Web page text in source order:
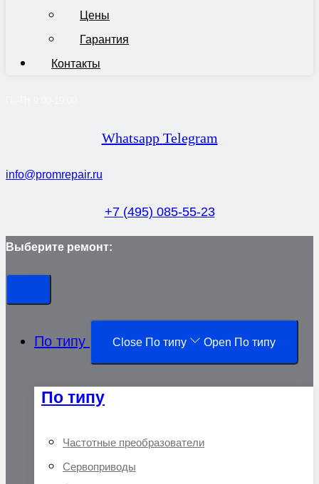
Цены
Гарантия
Контакты
Whatsapp Telegram
info@promrepair.ru
+7 (495) 085-55-23
Выберите ремонт:
По типу Close По типу Open По типу
По типу
Частотные преобразователи
Сервоприводы